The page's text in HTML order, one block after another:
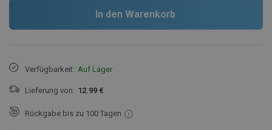
In den Warenkorb
Verfügbarkeit: Auf Lager
Lieferung von: 12.99 €
Rückgabe bis zu 100 Tagen